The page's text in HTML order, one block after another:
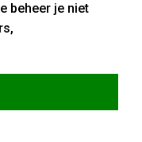
beheer je niet